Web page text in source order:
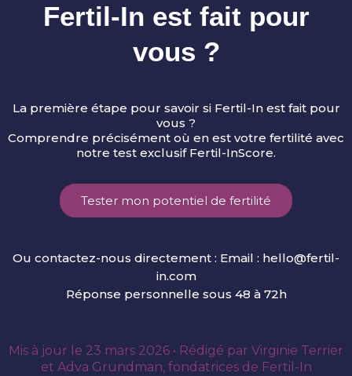
Fertil-In est fait pour
vous ?
La première étape pour savoir si Fertil-In est fait pour
vous ?
Comprendre précisément où en est votre fertilité avec
notre test exclusif Fertil-InScore.
Tester mon potentiel de fertilité
Ou contactez-nous directement : Email : hello@fertil-
in.com
Réponse personnelle sous 48 à 72h
Mis à jour le 23 mars 2026 • Rédigé par Virginie Terrier
et Adva Grundman, fondatrices de Fertil-In